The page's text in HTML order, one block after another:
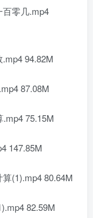
零几.mp4
94.82M
87.08M
75.15M
147.85M
(1).mp4 80.64M
82.59M